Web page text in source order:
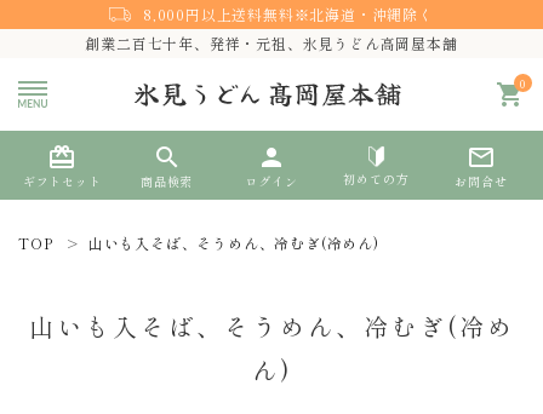
8,000円以上送料無料※北海道・沖縄除く
創業二百七十年、発祥・元祖、氷見うどん高岡屋本舗
0
shopping_cart
card_giftcard
ギフトセット
search
商品検索
person
ログイン 初めての方
mail_outline
お問合せ
TOP 山いも入そば、そうめん、冷むぎ(冷めん)
山いも入そば、そうめん、冷むぎ(冷め
ん)